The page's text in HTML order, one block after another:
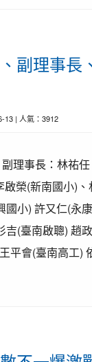
副理事長
13 | 人氣：3912
理事長：林祐
啟榮(新南國小)
國小) 許又仁(永
吉(臺南啟聰) 趙
平會(臺南高工)